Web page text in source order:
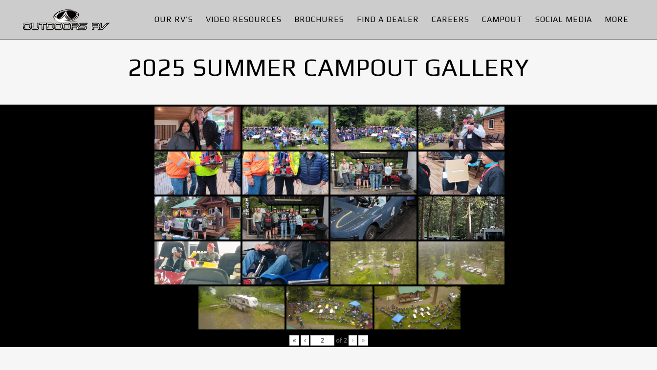
OUR RV’S VIDEO RESOURCES BROCHURES FIND A DEALER CAREERS CAMPOUT SOCIAL MEDIA MORE
2025 SUMMER CAMPOUT GALLERY
« ‹ of 2 › »